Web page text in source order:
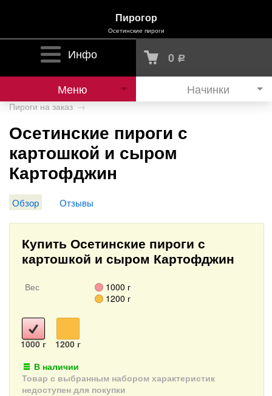
Пирогор
Осетинские пироги
Инфо 0 Р
Меню Начинки
Пироги на заказ →
Осетинские пироги с
картошкой и сыром
Картофджин
Обзор Отзывы
Купить Осетинские пироги с
картошкой и сыром Картофджин
Вес
1000 г
1200 г
1000 г
1200 г
В наличии
Товар с выбранным набором характеристик
недоступен для покупки